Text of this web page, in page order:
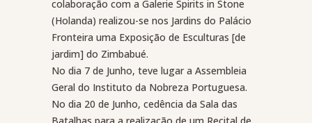
colaboração com a Galerie Spirits in Stone
(Holanda) realizou-se nos Jardins do Palácio
Fronteira uma Exposição de Esculturas [de
jardim] do Zimbabué.
No dia 7 de Junho, teve lugar a Assembleia
Geral do Instituto da Nobreza Portuguesa.
No dia 20 de Junho, cedência da Sala das